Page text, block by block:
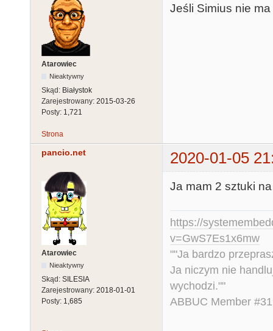
Atarowiec
Nieaktywny
Skąd: Białystok
Zarejestrowany: 2015-03-26
Posty: 1,721
Jeśli Simius nie
Strona
pancio.net 2020-01-05
Atarowiec
Nieaktywny
Skąd: SILESIA
Zarejestrowany: 2018-01-01
Posty: 1,685
Ja mam 2 sztuki
https://
v=GwS7Es1x6mw
""Ja bardzo
Ja niczym nie
wychodzi.""
ABBUC Member